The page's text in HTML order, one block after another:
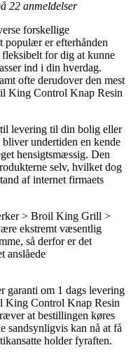
22 anmeldelser
forskellige
populær er efterhånden
fleksibelt for dig at kunne
ind i din hverdag.
ofte derudover den mest
King Control Knap Resin
levering til din bolig eller
undertiden en kende
hensigtsmæssig. Den
selv, hvilket dog
af internet firmaets
> Broil King Grill >
ekstremt væsentlig
så derfor er det
anslåede
garanti om 1 dags levering
King Control Knap Resin
at bestillingen køres
sandsynligvis kan nå at få
holder fyraften.